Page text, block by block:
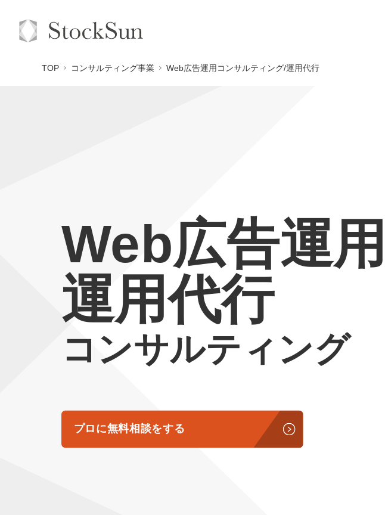
お役立ち資料
料金表
年収エージェント
ミッション・ビジョン・バ
代表メッセージ（岩野圭佑
認定パートナー
動画ディレクター
TOP コンサルティング事業 Web広告運用コンサルティング/運用代行
Web広告運
運用代行
コンサルティング
プロに無料相談をする